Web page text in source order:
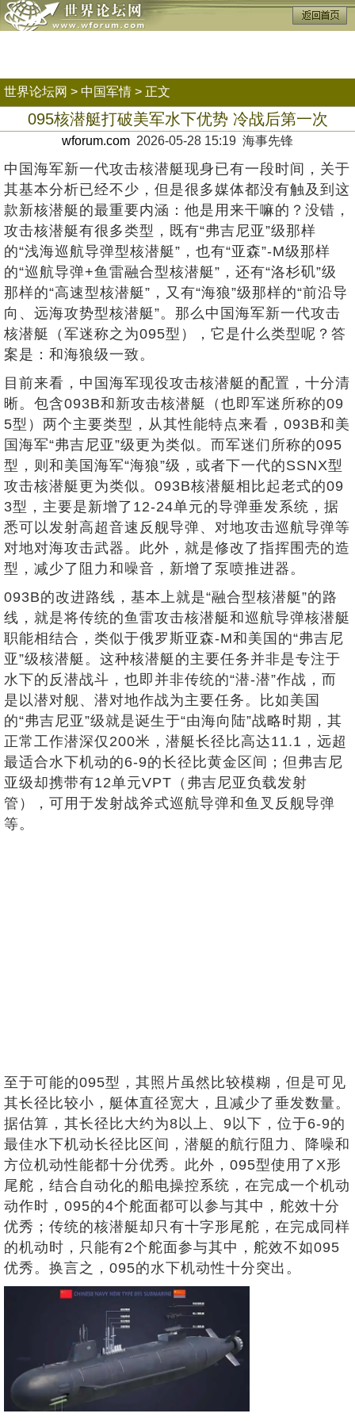
世界论坛网 > 中国军情 > 正文
095核潜艇打破美军水下优势 冷战后第一次
wforum.com 2026-05-28 15:19 海事先锋
中国海军新一代攻击核潜艇现身已有一段时间，关于
其基本分析已经不少，但是很多媒体都没有触及到这
款新核潜艇的最重要内涵：他是用来干嘛的？没错，
攻击核潜艇有很多类型，既有“弗吉尼亚”级那样
的“浅海巡航导弹型核潜艇”，也有“亚森”-M级那样
的“巡航导弹+鱼雷融合型核潜艇”，还有“洛杉矶”级
那样的“高速型核潜艇”，又有“海狼”级那样的“前沿导
向、远海攻势型核潜艇”。那么中国海军新一代攻击
核潜艇（军迷称之为095型），它是什么类型呢？答
案是：和海狼级一致。
目前来看，中国海军现役攻击核潜艇的配置，十分清
晰。包含093B和新攻击核潜艇（也即军迷所称的09
5型）两个主要类型，从其性能特点来看，093B和美
国海军“弗吉尼亚”级更为类似。而军迷们所称的095
型，则和美国海军“海狼”级，或者下一代的SSNX型
攻击核潜艇更为类似。093B核潜艇相比起老式的09
3型，主要是新增了12-24单元的导弹垂发系统，据
悉可以发射高超音速反舰导弹、对地攻击巡航导弹等
对地对海攻击武器。此外，就是修改了指挥围壳的造
型，减少了阻力和噪音，新增了泵喷推进器。
093B的改进路线，基本上就是“融合型核潜艇”的路
线，就是将传统的鱼雷攻击核潜艇和巡航导弹核潜艇
职能相结合，类似于俄罗斯亚森-M和美国的“弗吉尼
亚”级核潜艇。这种核潜艇的主要任务并非是专注于
水下的反潜战斗，也即并非传统的“潜-潜”作战，而
是以潜对舰、潜对地作战为主要任务。比如美国
的“弗吉尼亚”级就是诞生于“由海向陆”战略时期，其
正常工作潜深仅200米，潜艇长径比高达11.1，远超
最适合水下机动的6-9的长径比黄金区间；但弗吉尼
亚级却携带有12单元VPT（弗吉尼亚负载发射
管），可用于发射战斧式巡航导弹和鱼叉反舰导弹
等。
至于可能的095型，其照片虽然比较模糊，但是可见
其长径比较小，艇体直径宽大，且减少了垂发数量。
据估算，其长径比大约为8以上、9以下，位于6-9的
最佳水下机动长径比区间，潜艇的航行阻力、降噪和
方位机动性能都十分优秀。此外，095型使用了X形
尾舵，结合自动化的船电操控系统，在完成一个机动
动作时，095的4个舵面都可以参与其中，舵效十分
优秀；传统的核潜艇却只有十字形尾舵，在完成同样
的机动时，只能有2个舵面参与其中，舵效不如095
优秀。换言之，095的水下机动性十分突出。